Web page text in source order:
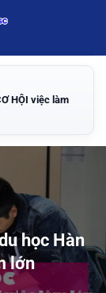
HỘI việc làm
học Hàn
lớn